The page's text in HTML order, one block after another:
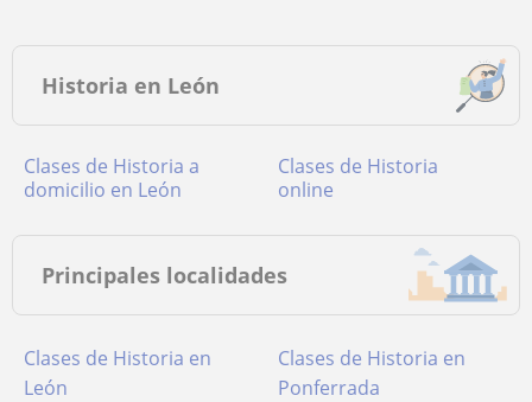
Historia en León
Clases de Historia a
domicilio en León
Clases de Historia
online
Principales localidades
Clases de Historia en
León
Clases de Historia en
Ponferrada